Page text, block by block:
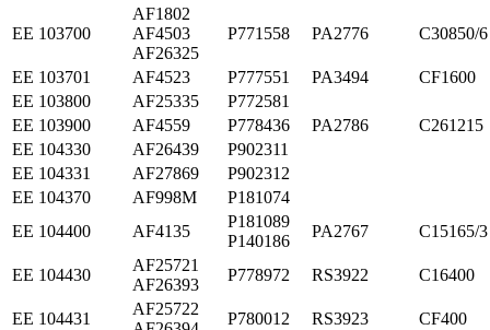
ЕЕ 103700
AF1802
AF4503
AF26325
P771558 PA2776 C30850/6
ЕЕ 103701 AF4523 P777551 PA3494
CF1600
ЕЕ 103800
AF25335
P772581
ЕЕ 103900
AF4559 P778436 PA2786
C261215
ЕЕ 104330
AF26439
P902311
ЕЕ 104331
AF27869
P902312
ЕЕ 104370
AF998M
P181074
ЕЕ 104400
AF4135
P181089
P140186
PA2767 C15165/3
ЕЕ 104430
AF25721
AF26393
P778972 RS3922 C16400
ЕЕ 104431
AF25722
P780012 RS3923
CF400